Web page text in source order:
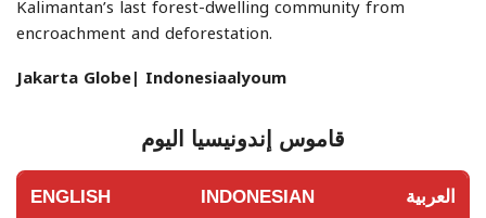
Kalimantan’s last forest-dwelling community from
encroachment and deforestation.
Jakarta Globe| Indonesiaalyoum
قاموس إندونيسيا اليوم
العربية INDONESIAN
ENGLISH